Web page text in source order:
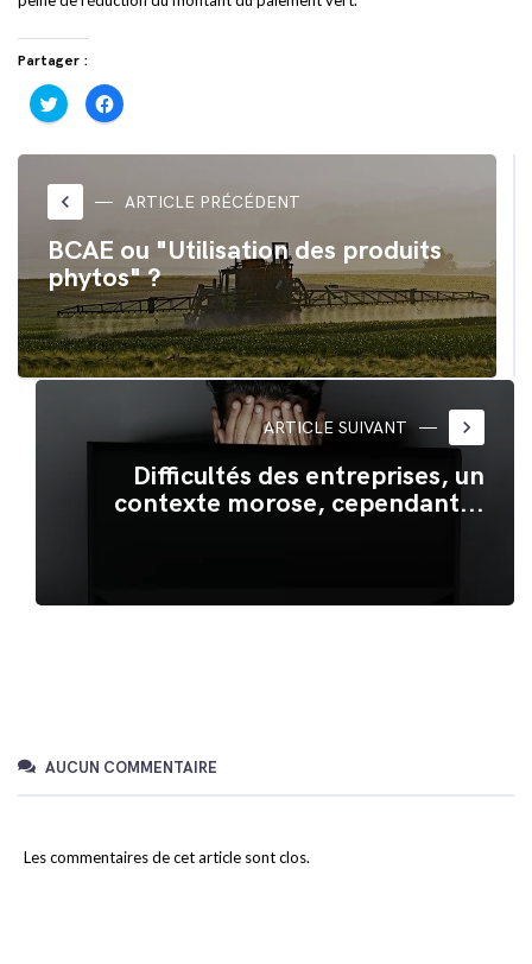
Partager :
Cliquez
pour
partager
Twitter(ouvre
une
nouvelle
fenêtre)
Cliquez
pour
partager
Facebook(ouvre
nouvelle
fenêtre)
keyboard_arrow_left ARTICLE PRÉCÉDENT
BCAE ou "Utilisation des produits
phytos" ?
ARTICLE SUIVANT keyboard_arrow_right
Difficultés des entreprises, un
contexte morose, cependant...
AUCUN COMMENTAIRE
Les commentaires de cet article sont clos.